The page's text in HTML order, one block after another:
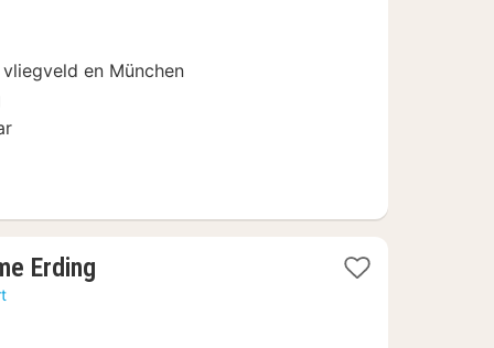
en München
Erding